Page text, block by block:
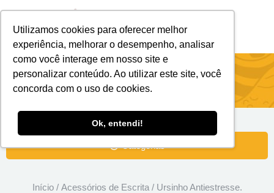
Utilizamos cookies para oferecer melhor
experiência, melhorar o desempenho, analisar
como você interage em nosso site e
personalizar conteúdo. Ao utilizar este site, você
concorda com o uso de cookies.
Ok, entendi!
Ursinho Antiestresse.
Categorias
Início/ Acessórios de Escrita/ Ursinho Antiestresse.